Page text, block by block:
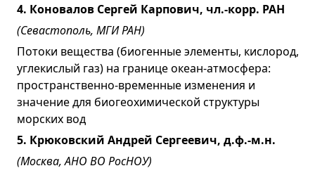
4. Коновалов Сергей Карпович, чл.-корр. РАН
(Севастополь, МГИ РАН)
Потоки вещества (биогенные элементы, кислород,
углекислый газ) на границе океан-атмосфера:
пространственно-временные изменения и
значение для биогеохимической структуры
морских вод
5. Крюковский Андрей Сергеевич, д.ф.-м.н.
(Москва,АНО ВО РосНОУ)